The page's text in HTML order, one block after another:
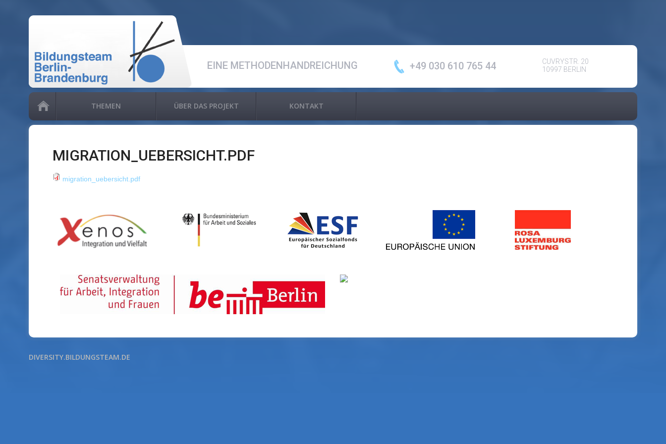
EINE METHODENHANDREICHUNG +49 030 610 765 44
CUVRYSTR. 20
10997 BERLIN
THEMEN ÜBER DAS PROJEKT KONTAKT
MIGRATION_UEBERSICHT.PDF
migration_uebersicht.pdf
DIVERSITY.BILDUNGSTEAM.DE